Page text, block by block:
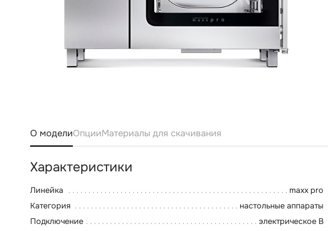
О моделиОпцииМатериалы для скачивания
Характеристики
Линейка
maxx pro
Категория
настольные аппараты
Подключение
электрическое В